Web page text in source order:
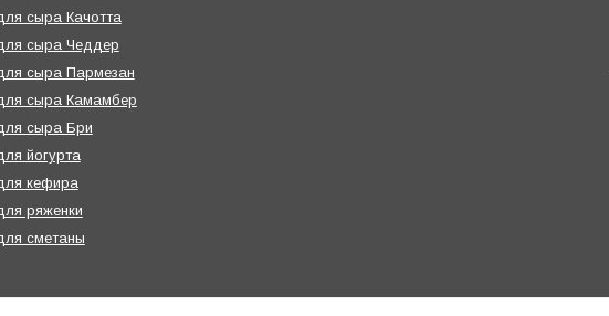
сыра Качотта
сыра Чеддер
сыра Пармезан
сыра Камамбер
сыра Бри
йогурта
кефира
ряженки
сметаны